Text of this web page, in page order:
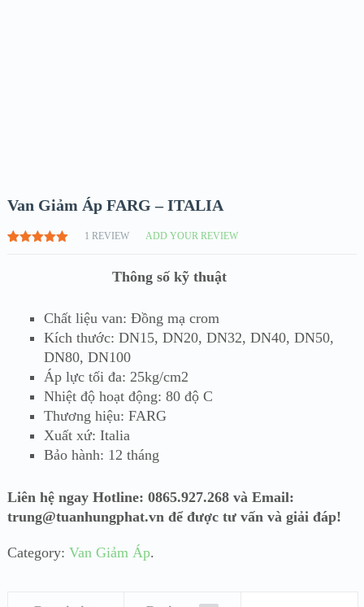
Van Giảm Áp FARG – ITALIA
1 REVIEW ADD YOUR REVIEW
Thông số kỹ thuật
Chất liệu van: Đồng mạ crom
Kích thước: DN15, DN20, DN32, DN40, DN50,
DN80, DN100
Áp lực tối đa: 25kg/cm2
Nhiệt độ hoạt động: 80 độ C
Thương hiệu: FARG
Xuất xứ: Italia
Bảo hành: 12 tháng
Liên hệ ngay Hotline: 0865.927.268 và Email:
trung@tuanhungphat.vn để được tư vấn và giải đáp!
Category: Van Giảm Áp.